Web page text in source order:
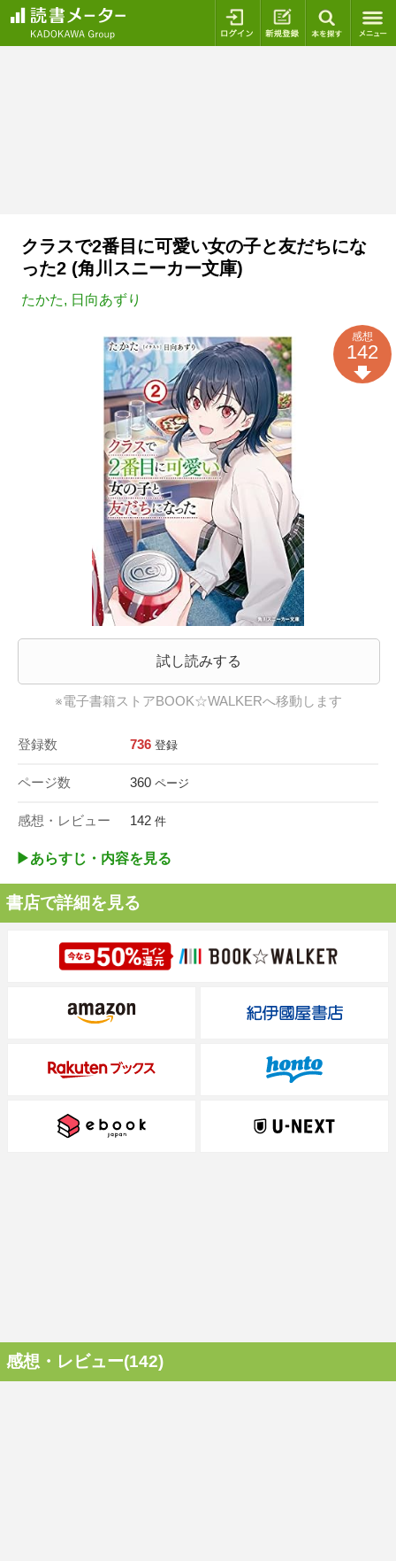
ログイン 新規登録
クラスで2番目に可愛い女の子と友だちにな
った2 (角川スニーカー文庫)
たかた, 日向あずり
試し読みする
※電子書籍ストアBOOK☆WALKERへ移動します
登録数 736 登録
ページ数 360 ページ
感想・レビュー 142 件
感想
142
▶︎あらすじ・内容を見る
書店で詳細を見る
感想・レビュー(142)